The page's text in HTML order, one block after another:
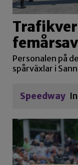
Personalen på
spårväxlar i
Speedway